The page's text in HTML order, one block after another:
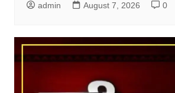
admin August 7, 2026 0